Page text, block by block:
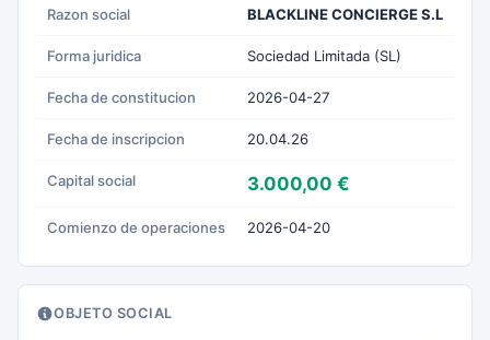
Razon social BLACKLINE CONCIERGE S.L
Forma juridica Sociedad Limitada (SL)
Fecha de constitucion 2026-04-27
Fecha de inscripcion 20.04.26
Capital social 3.000,00 €
Comienzo de operaciones 2026-04-20
OBJETO SOCIAL